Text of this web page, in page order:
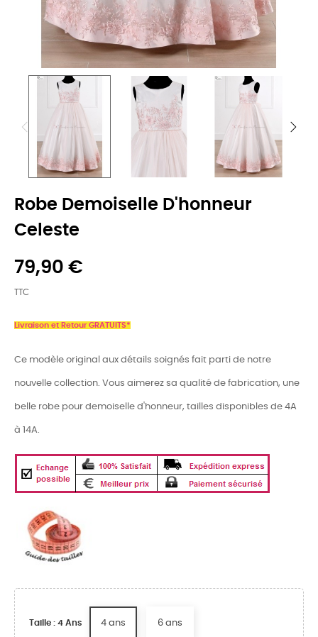
Robe Demoiselle D'honneur
Celeste
79,90 €
TTC
Livraison et Retour GRATUITS*
Ce modèle original aux détails soignés fait parti de notre
nouvelle collection. Vous aimerez sa qualité de fabrication, une
belle robe pour demoiselle d'honneur, tailles disponibles de 4A
à 14A.
Taille : 4 Ans 4 ans 6 ans